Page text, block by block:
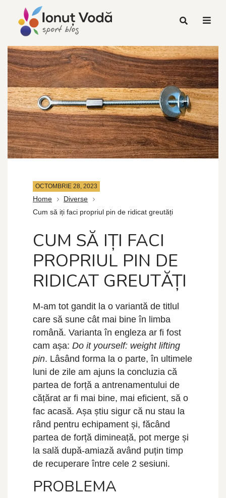
OCTOMBRIE 28, 2023
Home
Diverse
Cum să iți faci propriul pin de ridicat greutăți
CUM SĂ IȚI FACI
PROPRIUL PIN DE
RIDICAT GREUTĂȚI
M-am tot gandit la o variantă de titlul
care să sune cât mai bine în limba
română. Varianta în engleza ar fi fost
cam așa: Do it yourself: weight lifting
pin. Lâsând forma la o parte, în ultimele
luni de zile am ajuns la concluzia că
partea de forță a antrenamentului de
cățărat ar fi mai bine, mai eficient, să o
fac acasă. Așa știu sigur că nu stau la
rând pentru echipament și, făcând
partea de forță dimineață, pot merge și
la sală după-amiază având puțin timp
de recuperare între cele 2 sesiuni.
PROBLEMA